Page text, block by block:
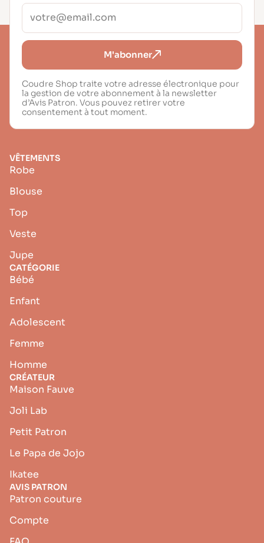
M'abonner
Coudre Shop traite votre adresse électronique pour
la gestion de votre abonnement à la newsletter
d’Avis Patron. Vous pouvez retirer votre
consentement à tout moment.
VÊTEMENTS
Robe
Blouse
Top
Veste
Jupe
CATÉGORIE
Bébé
Enfant
Adolescent
Femme
Homme
CRÉATEUR
Maison Fauve
Joli Lab
Petit Patron
Le Papa de Jojo
Ikatee
AVIS PATRON
Patron couture
Compte